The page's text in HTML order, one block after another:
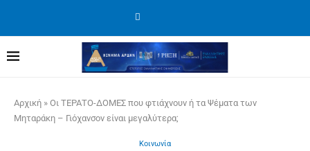
Αρχική » Οι ΤΕΡΑΤΟ-ΔΟΜΕΣ που φτιάχνουν ή τα Ψέματα των
Μηταράκη – Γιόχανσον είναι μεγαλύτερα;
Κοινωνία